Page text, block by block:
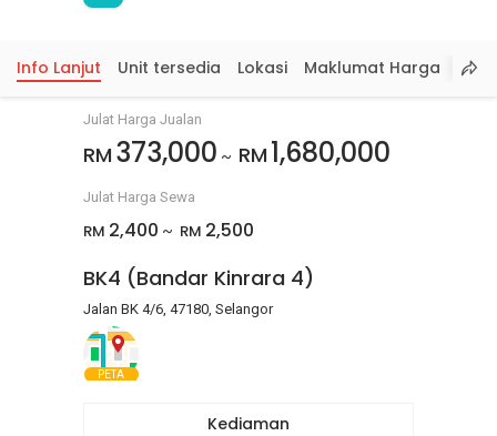
Info Lanjut Unit tersedia Lokasi Maklumat Harga
Julat Harga Jualan
RM 373,000 ~ RM 1,680,000
Julat Harga Sewa
RM 2,400 ~ RM 2,500
BK4 (Bandar Kinrara 4)
Jalan BK 4/6, 47180, Selangor
PETA
Kediaman